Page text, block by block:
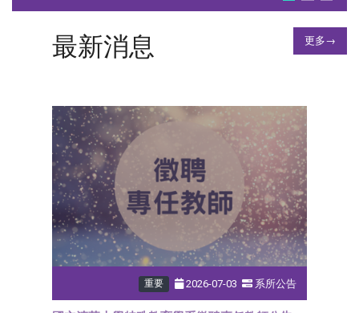
最新消息 更多→
重要 2026-07-03 系所公告